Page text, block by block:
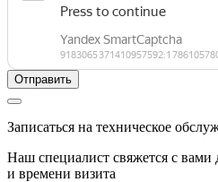
Записаться на техническое
Наш специалист свяжется с вами
и времени визита